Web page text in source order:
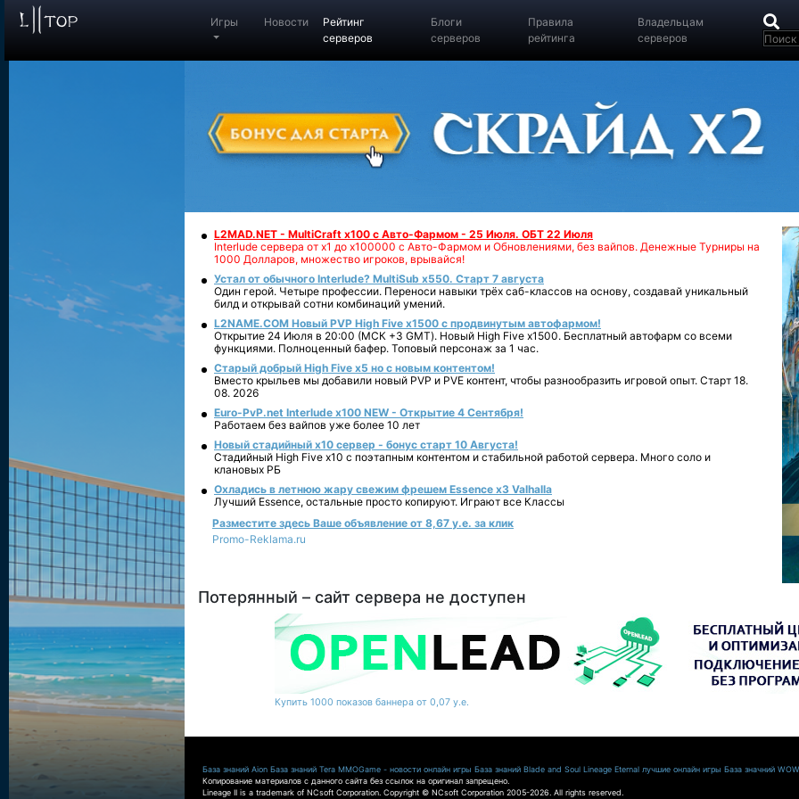
Игры Новости
Рейтинг
серверов
Блоги
серверов
Правила
рейтинга
Владельцам
серверов
L2MAD.NET - MultiCraft x100 с Авто-Фармом - 25 Июля. ОБТ 22 Июля
Interlude сервера от х1 до х100000 с Авто-Фармом и Обновлениями, без вайпов. Денежные Турниры на
1000 Долларов, множество игроков, врывайся!
Устал от обычного Interlude? MultiSub x550. Старт 7 августа
Один герой. Четыре профессии. Переноси навыки трёх саб-классов на основу, создавай уникальный
билд и открывай сотни комбинаций умений.
L2NAME.COM Новый PVP High Five x1500 с продвинутым автофармом!
Открытие 24 Июля в 20:00 (МСК +3 GMT). Новый High Five x1500. Бесплатный автофарм со всеми
функциями. Полноценный бафер. Топовый персонаж за 1 час.
Старый добрый High Five x5 но с новым контентом!
Вместо крыльев мы добавили новый PVP и PVE контент, чтобы разнообразить игровой опыт. Старт 18.
08. 2026
Euro-PvP.net Interlude х100 NEW - Открытие 4 Сентября!
Работаем без вайпов уже более 10 лет
Новый стадийный х10 сервер - бонус старт 10 Августа!
Стадийный High Five x10 с поэтапным контентом и стабильной работой сервера. Много соло и
клановых РБ
Охладись в летнюю жару свежим фрешем Essence x3 Valhalla
Лучший Essence, остальные просто копируют. Играют все Классы
Разместите здесь Ваше объявление от 8,67 у.е. за клик
Promo-Reklama.ru
Потерянный – сайт сервера не доступен
Купить 1000 показов баннера от 0,07 у.е.
База знаний Aion База знаний Tera MMOGame - новости онлайн игры База знаний Blade and Soul Lineage Eternal лучшие онлайн игры База значний WOW
Копирование материалов с данного сайта без ссылок на оригинал запрещено.
Lineage II is a trademark of NCsoft Corporation. Copyright © NCsoft Corporation 2005-2026. All rights reserved.